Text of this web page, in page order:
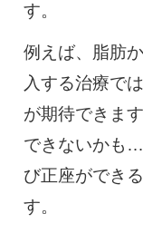
す。
例えば、脂肪
入する治療で
が期待できま
できないかも
び正座ができ
す。